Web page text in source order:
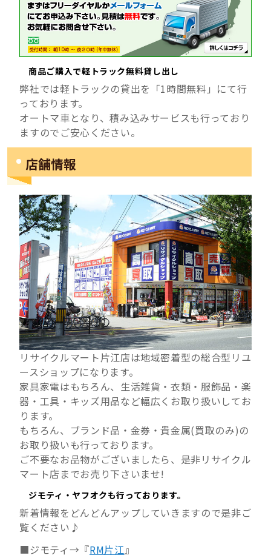
商品ご購入で軽トラック無料貸し出し
弊社では軽トラックの貸出を「1時間無料」にて行
っております。
オートマ車となり、積み込みサービスも行っており
ますのでご安心ください。
店舗情報
リサイクルマート片江店は地域密着型の総合型リユ
ースショップになります。
家具家電はもちろん、生活雑貨・衣類・服飾品・楽
器・工具・キッズ用品など幅広くお取り扱いしてお
ります。
もちろん、ブランド品・金券・貴金属(買取のみ)の
お取り扱いも行っております。
ご不要なお品物がございましたら、是非リサイクル
マート店までお売り下さいませ!
ジモティ・ヤフオクも行っております。
新着情報をどんどんアップしていきますので是非ご
覧ください♪
■ジモティ→『RM片江』